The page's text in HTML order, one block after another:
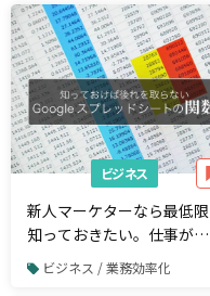
ビジネス
新人マーケターなら最低限
知っておきたい。仕事が捗
るGoogle スプレッドシート
ビジネス / 業務効率化